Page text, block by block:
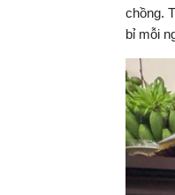
chồng.
bỉ mỗi